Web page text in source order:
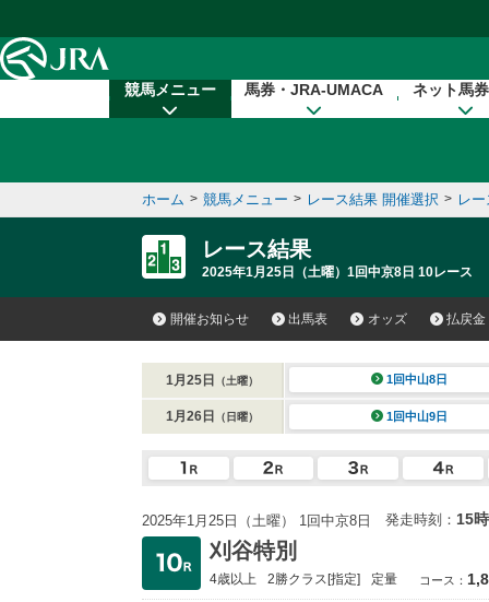
競馬メニュー 馬券・JRA-UMACA ネット馬
ホーム > 競馬メニュー > レース結果 開催選択 > レ
レース結果
2025年1月25日（土曜）1回中京8日 10レース
開催お知らせ 出馬表 オッズ 払戻金
1月25日 （土曜） 1回中山8日
1月26日 （日曜） 1回中山9日
2025年1月25日（土曜） 1回中京8日 発走時刻： 15
刈谷特別
4歳以上 2勝クラス[指定] 定量 コース：